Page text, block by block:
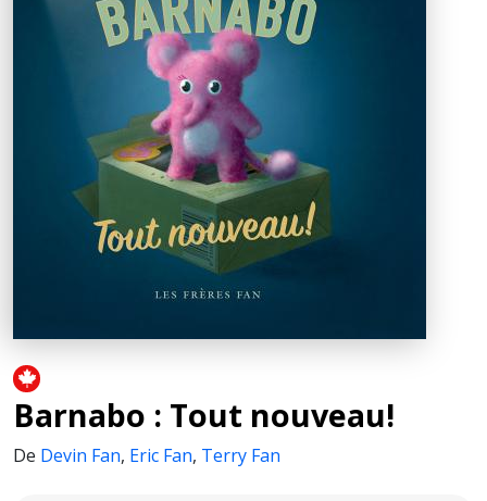
Barnabo : Tout nouveau!
De Devin Fan, Eric Fan, Terry Fan